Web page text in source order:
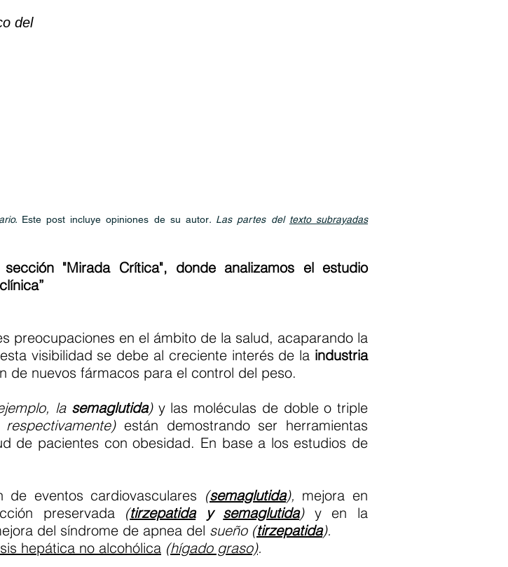
del
Este post incluye opiniones de su autor. Las partes del texto subrayadas
"Mirada Crítica", donde analizamos el estudio
preocupaciones en el ámbito de la salud, acaparando la
visibilidad se debe al creciente interés de la industria
de nuevos fármacos para el control del peso.
la semaglutida)y las moléculas de doble o triple
respectivamente)están demostrando ser herramientas
de pacientes con obesidad. En base a los estudios de
de eventos cardiovasculares (semaglutida), mejora en
preservada (tirzepatiday semaglutida)y en la
del síndrome de apnea del sueño (tirzepatida).
hepática no alcohólica (hígado graso).